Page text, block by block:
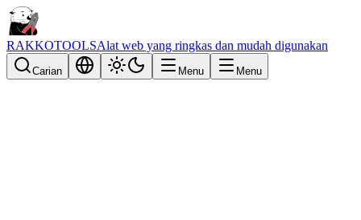
RAKKOTOOLSAlat web yang ringkas dan mudah digunakan
Carian Menu Menu